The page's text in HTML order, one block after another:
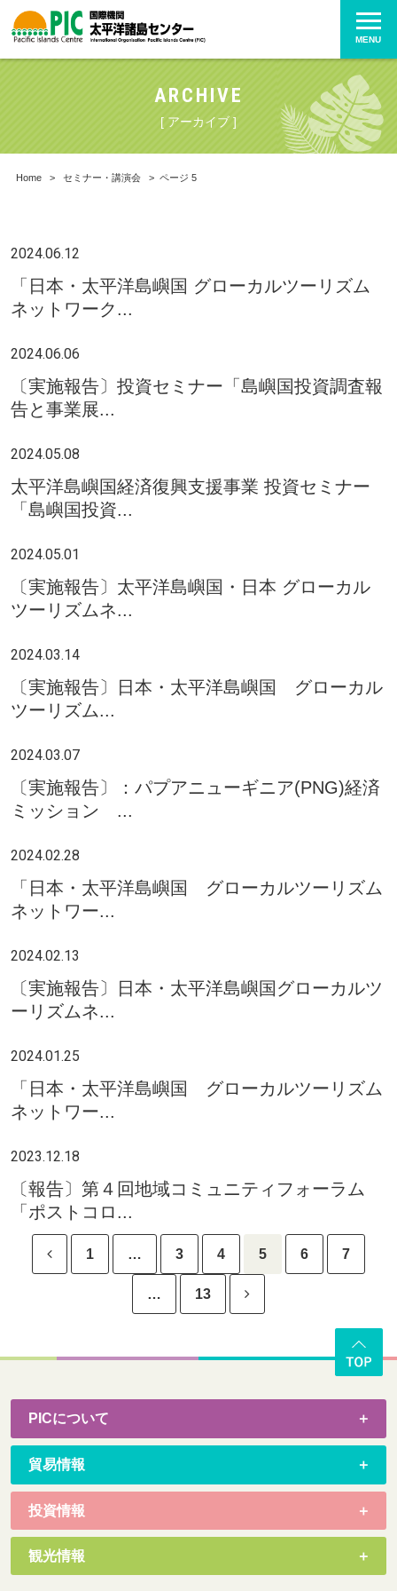
MENU
ARCHIVE
[ アーカイブ ]
Home > セミナー・講演会 > ページ 5
2024.06.12
「日本・太平洋島嶼国 グローカルツーリズム
ネットワーク...
2024.06.06
〔実施報告〕投資セミナー「島嶼国投資調査報
告と事業展...
2024.05.08
太平洋島嶼国経済復興支援事業 投資セミナー
「島嶼国投資...
2024.05.01
〔実施報告〕太平洋島嶼国・日本 グローカル
ツーリズムネ...
2024.03.14
〔実施報告〕日本・太平洋島嶼国 グローカル
ツーリズム...
2024.03.07
〔実施報告〕：パプアニューギニア(PNG)経済
ミッション ...
2024.02.28
「日本・太平洋島嶼国 グローカルツーリズム
ネットワー...
2024.02.13
〔実施報告〕日本・太平洋島嶼国グローカルツ
ーリズムネ...
2024.01.25
「日本・太平洋島嶼国 グローカルツーリズム
ネットワー...
2023.12.18
〔報告〕第４回地域コミュニティフォーラム
「ポストコロ...
1 … 3 4 5 6 7
… 13
PICについて
貿易情報
投資情報
観光情報